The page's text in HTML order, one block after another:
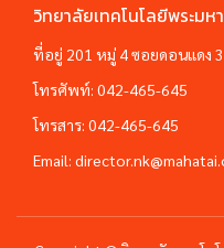
วิทยาลัยเทคโนโลยีพระมห
ที่อยู่ 201 หมู่ 4 ซอยดอนแดง
โทรศัพท์: 042-465-645
โทรสาร: 042-465-645
Email: